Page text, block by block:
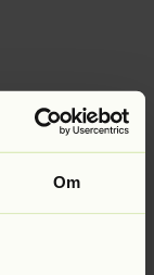
Om